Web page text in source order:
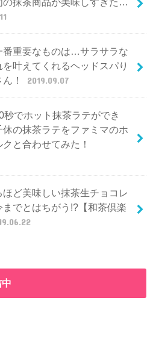
番重要なものは…サラサラな
叶えてくれるヘッドスパり
！
2019.09.07
秒でホット抹茶ラテができ
休の抹茶ラテをファミマのホ
クと合わせてみた！
ほど美味しい抹茶生チョコレ
までとはちがう!?【和茶倶楽